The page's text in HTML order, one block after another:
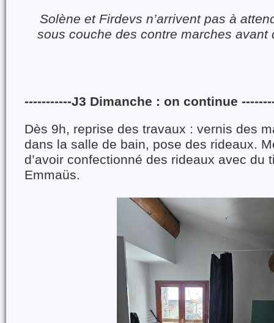
Solène et Firdevs n’arrivent pas à
sous couche des contre marches avant
-----------J3 Dimanche : on continue
Dès 9h, reprise des travaux : vernis des
dans la salle de bain, pose des rideaux.
d’avoir confectionné des rideaux avec du
Emmaüs.